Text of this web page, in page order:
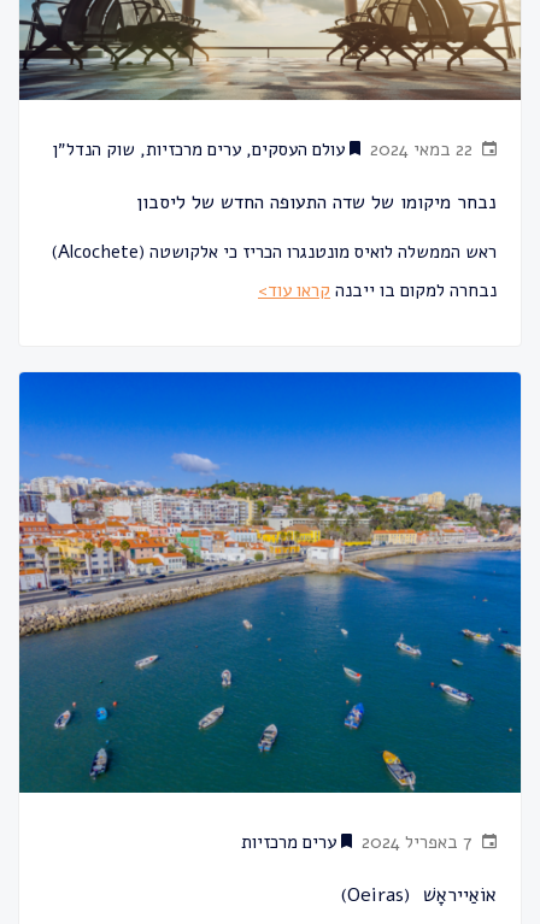
עולם העסקים, ערים מרכזיות, שוק הנדל״ן
נבחר מיקומו של שדה התעופה החדש של ליסבון
ראש הממשלה לואיס מונטנגרו הכריז כי אלקושטה (Alcochete)
נבחרה למקום בו ייבנה קראו עוד>
ערים מרכזיות
אוֹאַייראָשׁ (Oeiras)